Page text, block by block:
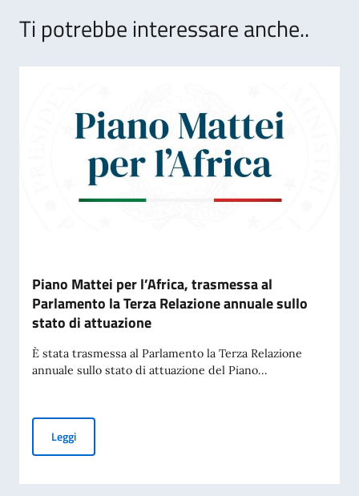
Ti potrebbe interessare anche..
Piano Mattei per l’Africa, trasmessa al
Parlamento la Terza Relazione annuale sullo
stato di attuazione
È stata trasmessa al Parlamento la Terza Relazione
annuale sullo stato di attuazione del Piano...
LeggiPiano Mattei per l’Africa, trasmessa al Parlamento la